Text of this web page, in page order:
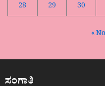
28
29 30
«
ಸಂಗಾತಿ